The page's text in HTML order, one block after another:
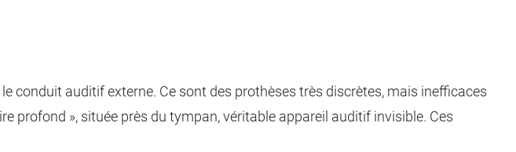
conduit auditif externe. Ce sont des prothèses très discrètes, mais inefficaces
profond », située près du tympan, véritable appareil auditif invisible. Ces